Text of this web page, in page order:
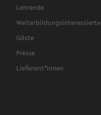
Lehrende
Weiterbildungsinteressierte
Gäste
Presse
Lieferant*innen